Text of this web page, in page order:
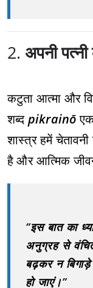
2. अपनी
कटुता आत्मा और
शब्दpikrainō
शास्त्र हमें
है और आत्मिक
“इस बात का
अनुग्रह से
बढ़कर न
हो जाएं।”